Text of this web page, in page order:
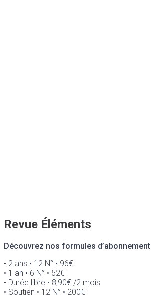
Revue Éléments
Découvrez nos formules d’abonnement
• 2 ans • 12 N° • 96€
• 1 an • 6 N° • 52€
• Durée libre • 8,90€ /2 mois
• Soutien • 12 N° • 200€